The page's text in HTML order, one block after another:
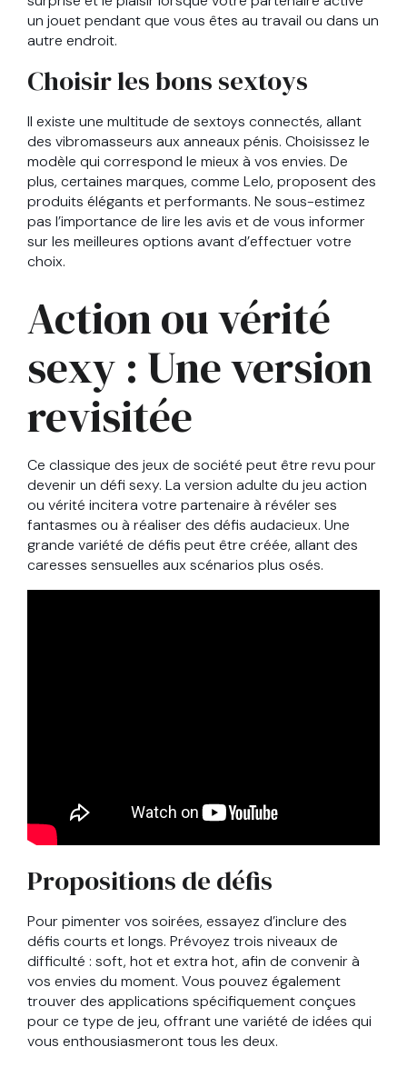
un jouet pendant que vous êtes au travail ou dans un
autre endroit.
Choisir les bons sextoys
Il existe une multitude de sextoys connectés, allant
des vibromasseurs aux anneaux pénis. Choisissez le
modèle qui correspond le mieux à vos envies. De
plus, certaines marques, comme Lelo, proposent des
produits élégants et performants. Ne sous-estimez
pas l’importance de lire les avis et de vous informer
sur les meilleures options avant d’effectuer votre
choix.
Action ou vérité
sexy : Une version
revisitée
Ce classique des jeux de société peut être revu pour
devenir un défi sexy. La version adulte du jeu action
ou vérité incitera votre partenaire à révéler ses
fantasmes ou à réaliser des défis audacieux. Une
grande variété de défis peut être créée, allant des
caresses sensuelles aux scénarios plus osés.
Propositions de défis
Pour pimenter vos soirées, essayez d’inclure des
défis courts et longs. Prévoyez trois niveaux de
difficulté : soft, hot et extra hot, afin de convenir à
vos envies du moment. Vous pouvez également
trouver des applications spécifiquement conçues
pour ce type de jeu, offrant une variété de idées qui
vous enthousiasmeront tous les deux.